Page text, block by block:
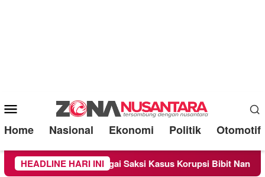
Mobile
Menu
Home Nasional Ekonomi Politik Otomotif
HEADLINE HARI INI
Diperiksa Sebagai Saksi Kasus Korupsi Bibit Nanas Sulsel